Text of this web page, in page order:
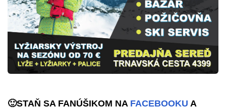
🙂STAŇ SA FANÚŠIKOM NA FACEBOOKU A